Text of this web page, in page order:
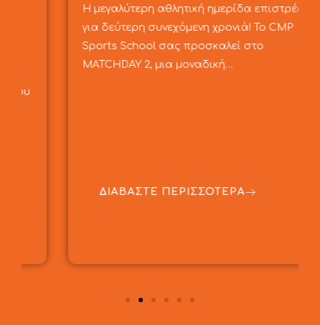
Η μεγαλύτερη αθλητική ημερίδα επιστρέφει
για δεύτερη συνεχόμενη χρονιά! Το CMP
Sports School σας προσκαλεί στο
MATCHDAY 2, μια μοναδική…
ΔΙΑΒΑΣΤΕ ΠΕΡΙΣΣΟΤΕΡΑ